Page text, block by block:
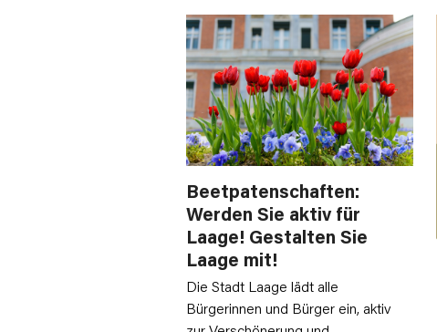
Beetpatenschaften:
Werden Sie aktiv für
Laage! Gestalten Sie
Laage mit!
Die Stadt Laage lädt alle
Bürgerinnen und Bürger ein, aktiv